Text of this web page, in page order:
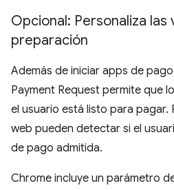
Opcional: Personaliza
preparación
Además de iniciar apps de
Payment Request permite que
el usuario está listo para pagar.
web pueden detectar si el
de pago admitida.
Chrome incluye un parámetro